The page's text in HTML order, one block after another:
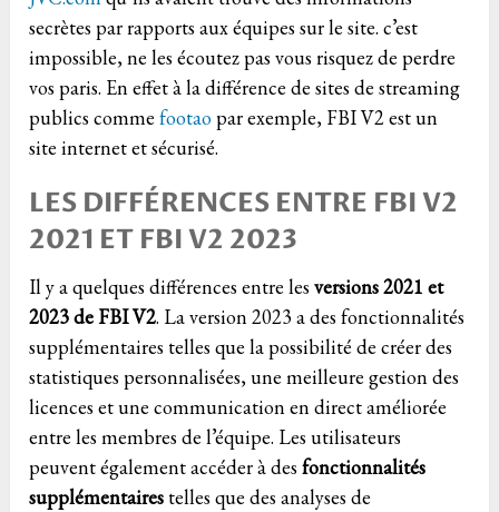
secrètes par rapports aux équipes sur le site. c’est
impossible, ne les écoutez pas vous risquez de perdre
vos paris. En effet à la différence de sites de streaming
publics commefootaopar exemple, FBI V2 est un
site internet et sécurisé.
LES DIFFÉRENCES ENTRE FBI V2
2021 ET FBI V2 2023
Il y a quelques différences entre lesversions 2021 et
2023 de FBI V2. La version 2023 a des fonctionnalités
supplémentaires telles que la possibilité de créer des
statistiques personnalisées, une meilleure gestion des
licences et une communication en direct améliorée
entre les membres de l’équipe. Les utilisateurs
peuvent également accéder à desfonctionnalités
supplémentairestelles que des analyses de